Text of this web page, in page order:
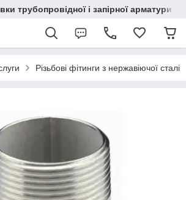
трубопровідної і запірної арматури
Різьбові фітинги з нержавіючої сталі